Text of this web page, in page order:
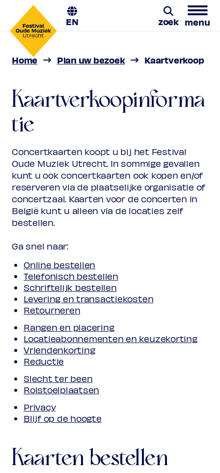
EN zoek menu
Zoeken
Home Plan uw bezoek Kaartverkoop
Kaartverkoopinforma
tie
Concertkaarten koopt u bij het Festival
Oude Muziek Utrecht. In sommige gevallen
kunt u ook concertkaarten ook kopen en/of
reserveren via de plaatselijke organisatie of
concertzaal. Kaarten voor de concerten in
België kunt u alleen via de locaties zelf
bestellen.
Ga snel naar:
Online bestellen
Telefonisch bestellen
Schriftelijk bestellen
Levering en transactiekosten
Retourneren
Rangen en placering
Locatieabonnementen en keuzekorting
Vriendenkorting
Reductie
Slecht ter been
Rolstoelplaatsen
Privacy
Blijf op de hoogte
Kaarten bestellen